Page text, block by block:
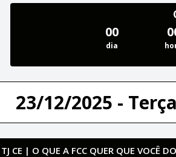
00
dia
23/12/2025 -
CE | O QUE A FCC QUER QUE VOCÊ